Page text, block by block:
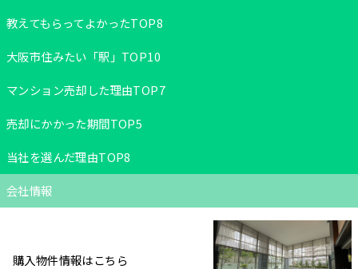
教えてもらってよかったTOP8
大阪市住みたい「駅」TOP10
マンション売却した理由TOP7
売却にかかった期間TOP5
当社を選んだ理由TOP8
会社情報
購入物件情報はこちら